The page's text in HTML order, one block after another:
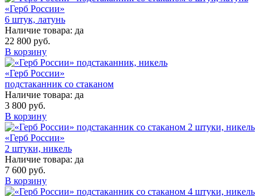
«Герб России»
6 штук, латунь
Наличие товара: да
22 800 руб.
В корзину
«Герб России»
подстаканник со стаканом
Наличие товара: да
3 800 руб.
В корзину
«Герб России»
2 штуки, никель
Наличие товара: да
7 600 руб.
В корзину